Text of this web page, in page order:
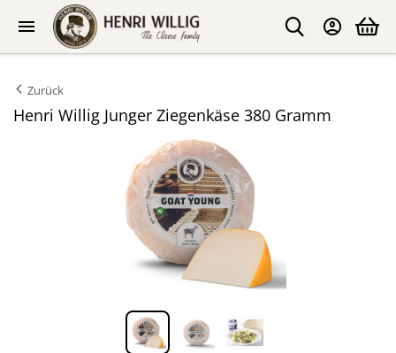
Zurück
Henri Willig Junger Ziegenkäse 380 Gramm